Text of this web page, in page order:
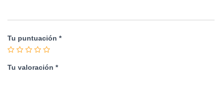
Tu puntuación *
Tu valoración *